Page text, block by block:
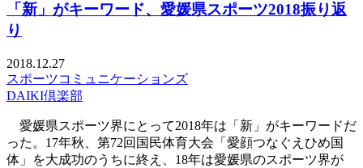
「新」がキーワード、愛媛県スポーツ2018振り返
り
2018.12.27
スポーツコミュニケーションズ
DAIKI倶楽部
愛媛県スポーツ界にとって2018年は「新」がキーワードだ
った。17年秋、第72回国民体育大会「愛顔つなぐえひめ国
体」を大成功のうちに終え、18年は愛媛県のスポーツ界が